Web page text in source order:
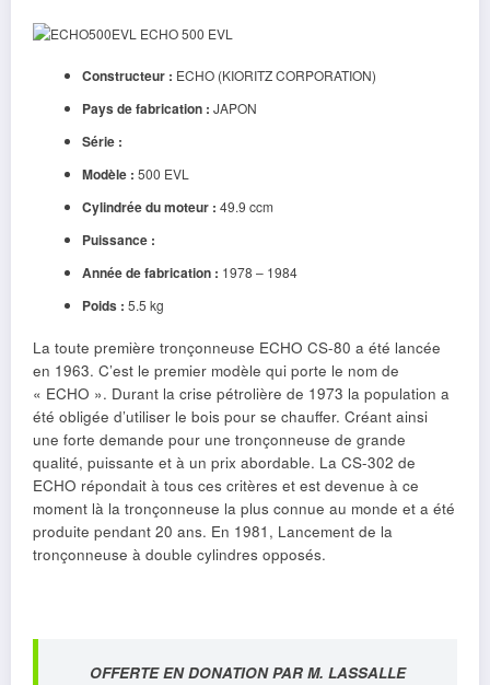
Constructeur : ECHO (KIORITZ CORPORATION)
Pays de fabrication : JAPON
Série :
Modèle : 500 EVL
Cylindrée du moteur : 49.9 ccm
Puissance :
Année de fabrication : 1978 – 1984
Poids : 5.5 kg
La toute première tronçonneuse ECHO CS-80 a été lancée
en 1963. C’est le premier modèle qui porte le nom de
« ECHO ». Durant la crise pétrolière de 1973 la population a
été obligée d’utiliser le bois pour se chauffer. Créant ainsi
une forte demande pour une tronçonneuse de grande
qualité, puissante et à un prix abordable. La CS-302 de
ECHO répondait à tous ces critères et est devenue à ce
moment là la tronçonneuse la plus connue au monde et a été
produite pendant 20 ans. En 1981, Lancement de la
tronçonneuse à double cylindres opposés.
OFFERTE EN DONATION PAR M. LASSALLE